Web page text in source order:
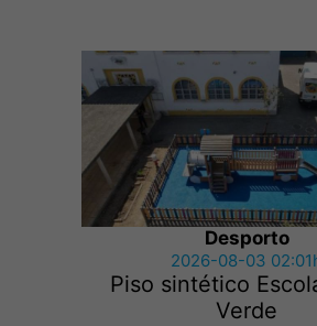
Desporto
2026-08-03
Piso sintético
Verde